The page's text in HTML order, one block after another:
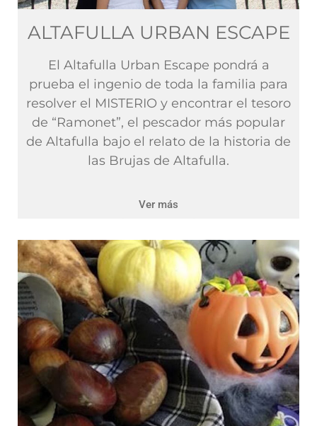
ALTAFULLA URBAN ESCAPE
El Altafulla Urban Escape pondrá a
prueba el ingenio de toda la familia para
resolver el MISTERIO y encontrar el tesoro
de “Ramonet”, el pescador más popular
de Altafulla bajo el relato de la historia de
las Brujas de Altafulla.
Ver más